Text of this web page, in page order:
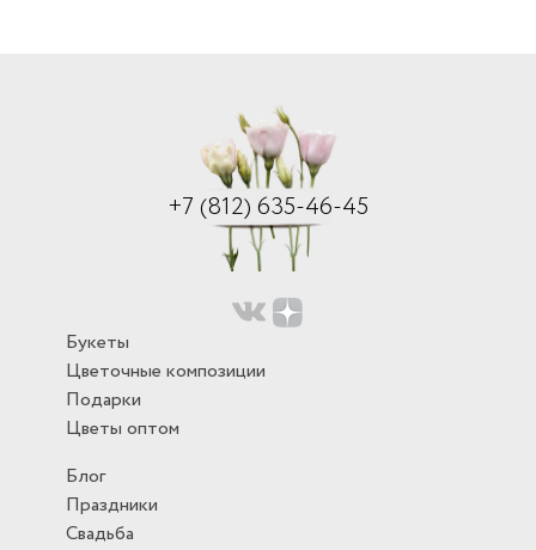
+7 (812) 635-46-45
Букеты
Цветочные композиции
Подарки
Цветы оптом
Блог
Праздники
Свадьба